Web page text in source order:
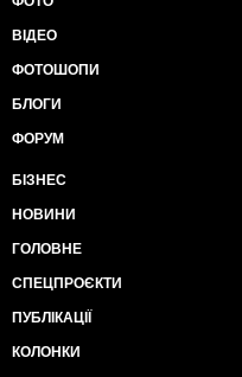
ВІДЕО
ФОТОШОПИ
БЛОГИ
ФОРУМ
БІЗНЕС
НОВИНИ
ГОЛОВНЕ
СПЕЦПРОЄКТИ
ПУБЛІКАЦІЇ
КОЛОНКИ